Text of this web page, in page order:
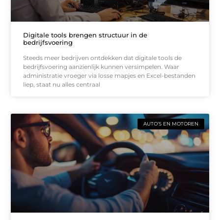
Digitale tools brengen structuur in de
bedrijfsvoering
Steeds meer bedrijven ontdekken dat digitale tools de
bedrijfsvoering aanzienlijk kunnen versimpelen. Waar
administratie vroeger via losse mapjes en Excel-bestanden
liep, staat nu alles centraal
AUTO’S EN MOTOREN